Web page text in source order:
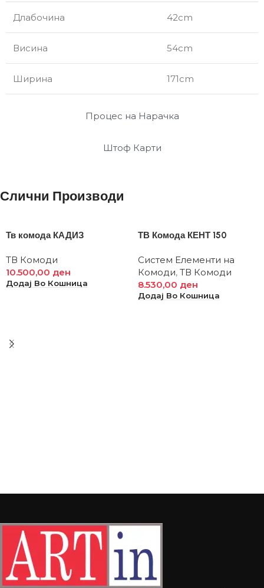
Процес на Нарачка
Штоф Карти
Длабочина 42cm
Висина 54cm
Ширина 171cm
Слични Производи
Тв комода КАДИЗ
ТВ Комоди
10.500,00 ден
Додај Во Кошница
ТВ Комода КЕНТ 150
Систем Елементи на
Комоди, ТВ Комоди
8.530,00 ден
Додај Во Кошница